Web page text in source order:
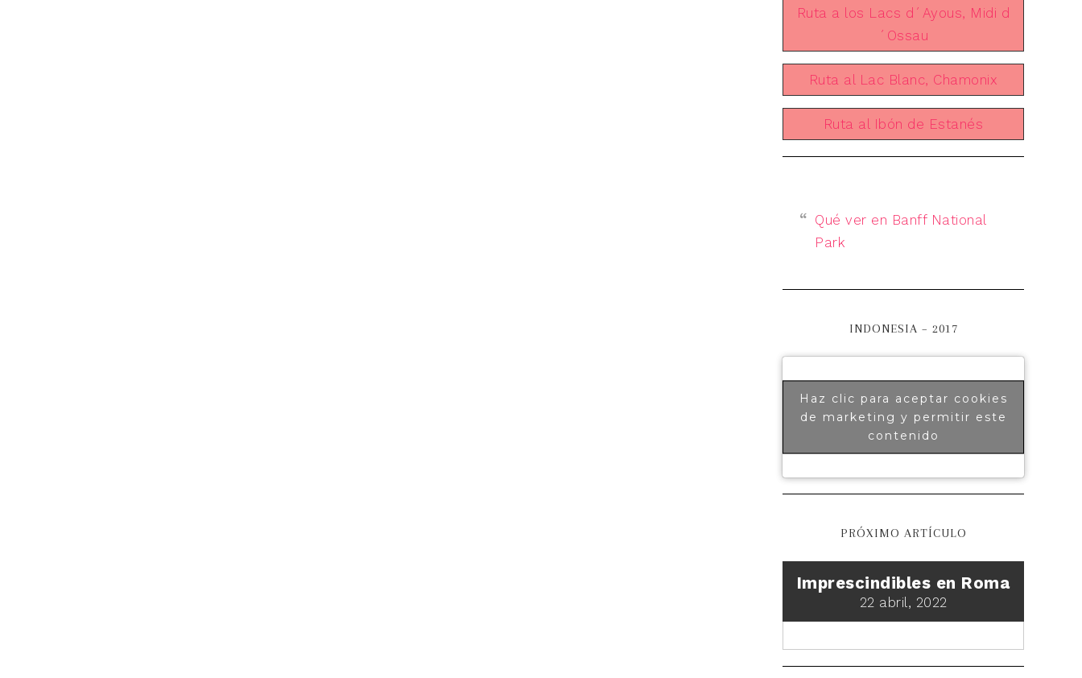
Ruta a los Lacs d´Ayous, Midi d
´Ossau
Ruta al Lac Blanc, Chamonix
Ruta al Ibón de Estanés
Qué ver en Banff National
Park
INDONESIA – 2017
Haz clic para aceptar cookies
de marketing y permitir este
contenido
PRÓXIMO ARTÍCULO
Imprescindibles en Roma
22 abril, 2022